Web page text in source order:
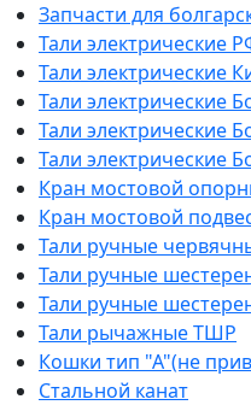
Запчасти для
Тали электрические
Тали электрические
Тали электрические
Тали электрические
Тали электрические
Кран мостовой
Кран мостовой
Тали ручные
Тали ручные
Тали ручные
Тали рычажные ТШР
Кошки тип "А"(не
Стальной канат